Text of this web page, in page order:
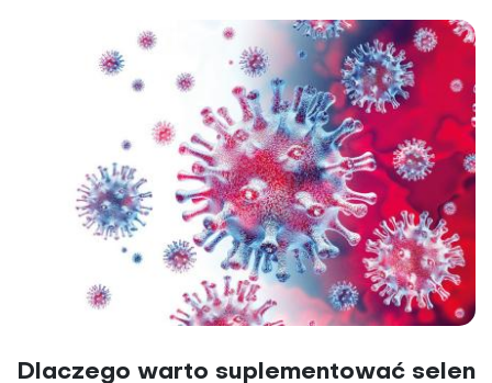
Dlaczego warto suplementować selen